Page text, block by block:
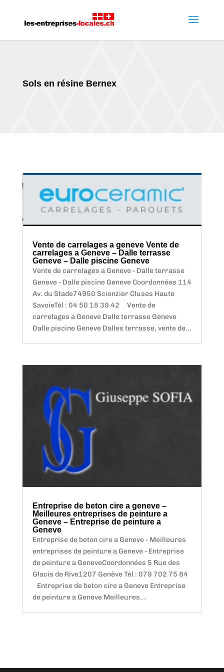
Sols en résine Bernex
Vente de carrelages a geneve Vente de
carrelages a Geneve – Dalle terrasse
Geneve – Dalle piscine Geneve
Vente de carrelages a Geneve - Dalle terrasse
Geneve - Dalle piscine Geneve Coordonnées 114
Av. du Stade74950 Scionzier Cluses Haute
SavoieTél : 04 50 18 39 42 Vente de
carrelages a Geneve Dalle terrasse Geneve
Dalle piscine Geneve Dalles terrasse, vente de...
Entreprise de beton cire a geneve –
Meilleures entreprises de peinture a
Geneve – Entreprise de peinture a
Geneve
Entreprise de beton cire a Geneve - Meilleures
entreprises de peinture a Geneve - Entreprise
de peinture a GeneveCoordonnées 5 Rue des
Glacis de Rive1207 Genève Tél : 079 702 75 84
Entreprise de beton cire a Geneve Entreprise
de peinture a Geneve Meilleures...